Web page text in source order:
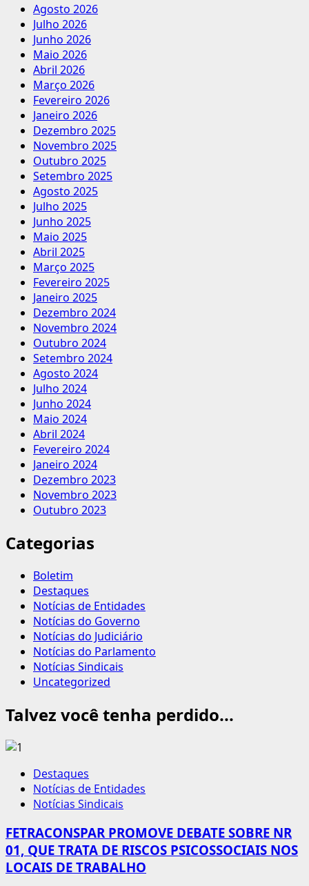
Agosto 2026
Julho 2026
Junho 2026
Maio 2026
Abril 2026
Março 2026
Fevereiro 2026
Janeiro 2026
Dezembro 2025
Novembro 2025
Outubro 2025
Setembro 2025
Agosto 2025
Julho 2025
Junho 2025
Maio 2025
Abril 2025
Março 2025
Fevereiro 2025
Janeiro 2025
Dezembro 2024
Novembro 2024
Outubro 2024
Setembro 2024
Agosto 2024
Julho 2024
Junho 2024
Maio 2024
Abril 2024
Fevereiro 2024
Janeiro 2024
Dezembro 2023
Novembro 2023
Outubro 2023
Categorias
Boletim
Destaques
Notícias de Entidades
Notícias do Governo
Notícias do Judiciário
Notícias do Parlamento
Notícias Sindicais
Uncategorized
Talvez você tenha perdido...
Destaques
Notícias de Entidades
Notícias Sindicais
FETRACONSPAR PROMOVE DEBATE SOBRE NR
01, QUE TRATA DE RISCOS PSICOSSOCIAIS NOS
LOCAIS DE TRABALHO